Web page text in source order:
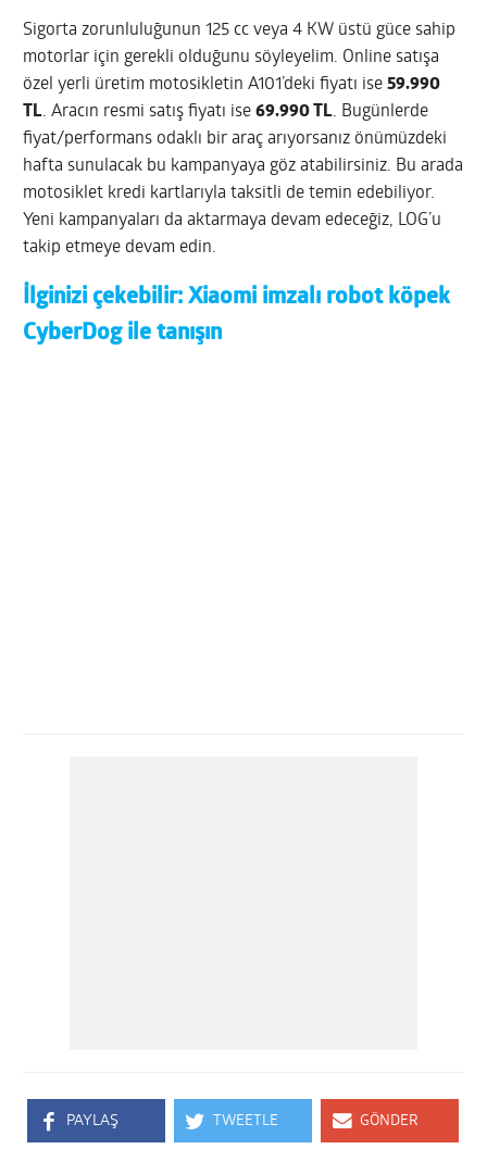
Sigorta zorunluluğunun 125 cc veya 4 KW üstü güce sahip
motorlar için gerekli olduğunu söyleyelim. Online satışa
özel yerli üretim motosikletin A101’deki fiyatı ise59.990
TL. Aracın resmi satış fiyatı ise69.990 TL. Bugünlerde
fiyat/performans odaklı bir araç arıyorsanız önümüzdeki
hafta sunulacak bu kampanyaya göz atabilirsiniz. Bu arada
motosiklet kredi kartlarıyla taksitli de temin edebiliyor.
Yeni kampanyaları da aktarmaya devam edeceğiz, LOG’u
takip etmeye devam edin.
İlginizi çekebilir:Xiaomi imzalı robot köpek
CyberDog ile tanışın
PAYLAŞ TWEETLE GÖNDER